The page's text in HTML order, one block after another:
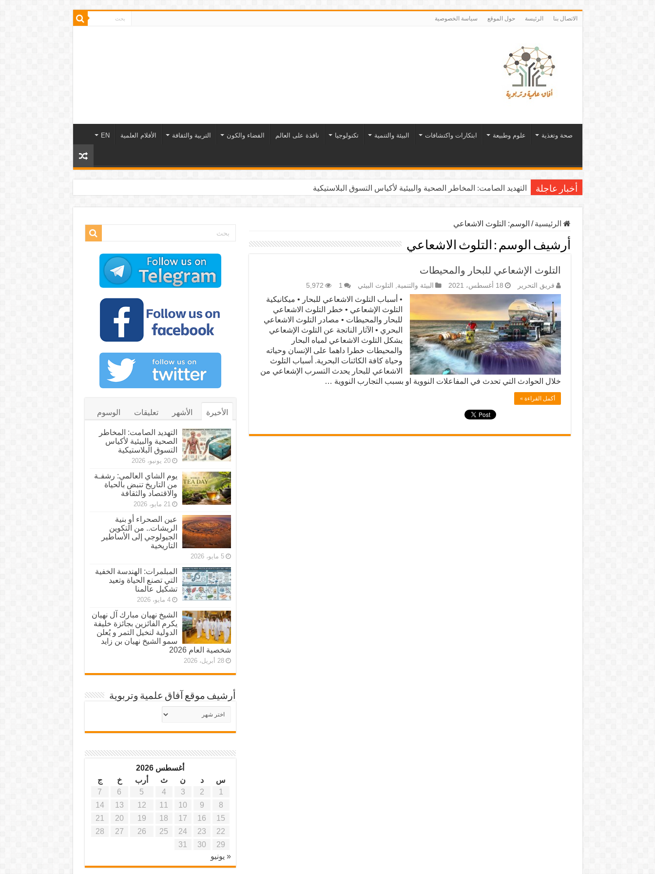
الاتصال بنا الرئيسة حول الموقع سياسة الخصوصية
صحة وتغذية علوم وطبيعة ابتكارات واكتشافات البيئة والتنمية تكنولوجيا نافذة على العالم الفضاء والكون التربية والثقافة الأفلام العلمية EN
أخبار عاجلة التهديد الصامت: المخاطر الصحية والبيئية لأكياس التسوق البلاستيكية
الرئيسية / الوسم: التلوث الاشعاعي
أرشيف الوسم : التلوث الاشعاعي
التلوث الإشعاعي للبحار والمحيطات
فريق التحرير 18 أغسطس، 2021 البيئة والتنمية, التلوث البيئي 1
5,972
• أسباب التلوث الاشعاعي للبحار • ميكانيكية
التلوث الإشعاعي • خطر التلوث الاشعاعي
للبحار والمحيطات • مصادر التلوث الاشعاعي
البحري • الآثار الناتجة عن التلوث الإشعاعي
يشكل التلوث الاشعاعي لمياه البحار
والمحيطات خطرا داهما على الإنسان وحياته
وحياة كافة الكائنات البحرية. أسباب التلوث
الاشعاعي للبحار يحدث التسرب الإشعاعي من
خلال الحوادث التي تحدث في المفاعلات النووية او بسبب التجارب النووية …
أكمل القراءة »
الأخيرة الأشهر تعليقات الوسوم
التهديد الصامت: المخاطر
الصحية والبيئية لأكياس
التسوق البلاستيكية
20 يونيو، 2026
يوم الشاي العالمي: رشفـة
من التاريخ تنبض بالحياة
والاقتصاد والثقافة
21 مايو، 2026
عين الصحراء أو بنية
الريشات.. من التكوين
الجيولوجي إلى الأساطير
التاريخية
5 مايو، 2026
المبلمرات: الهندسة الخفية
التي تصنع الحياة وتعيد
تشكيل عالمنا
4 مايو، 2026
الشيخ نهيان مبارك آل نهيان
يكرم الفائزين بجائزة خليفة
الدولية لنخيل التمر و يُعلن
سمو الشيخ نهيان بن زايد
شخصية العام 2026
28 أبريل، 2026
أرشيف موقع آفاق علمية وتربوية
أرشيف
موقع
أغسطس 2026
س
د ن ث أرب خ
ج
1
2
3
4
5
6
7
8
9
10
11
12
13
14
15
16
17
18
19
20
21
22
23
24
25
26
27
28
29
30
31
« يونيو